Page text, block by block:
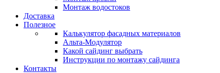
Монтаж водостоков
Доставка
Полезное
Калькулятор фасадных материалов
Альта-Модулятор
Какой сайдинг выбрать
Инструкции по монтажу сайдинга
Контакты